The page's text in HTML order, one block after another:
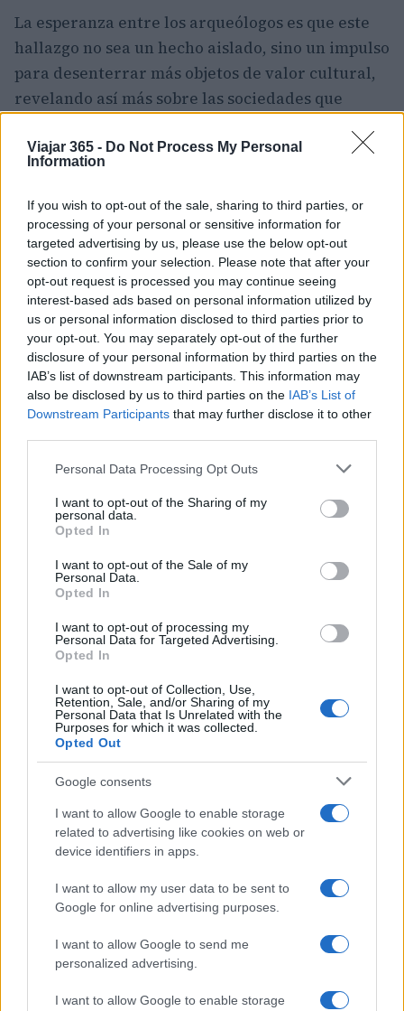
Viajar 365 - Do Not Process My Personal
Information
If you wish to opt-out of the sale, sharing to third parties, or
processing of your personal or sensitive information for
targeted advertising by us, please use the below opt-out
section to confirm your selection. Please note that after your
opt-out request is processed you may continue seeing
interest-based ads based on personal information utilized by
us or personal information disclosed to third parties prior to
your opt-out. You may separately opt-out of the further
disclosure of your personal information by third parties on the
IAB’s list of downstream participants. This information may
also be disclosed by us to third parties on the IAB’s List of
Downstream Participants that may further disclose it to other
Please note that this website/app uses one or more Google
not limited to your visit or usage behaviour. You may click to
grant or deny consent to Google and its third-party tags to
use your data for below specified purposes in below Google
consent section.
Personal Data Processing Opt Outs
I want to opt-out of the Sharing of my
personal data.
Opted In
I want to opt-out of the Sale of my
Personal Data.
Opted In
I want to opt-out of processing my
Personal Data for Targeted Advertising.
Opted In
I want to opt-out of Collection, Use,
Retention, Sale, and/or Sharing of my
Personal Data that Is Unrelated with the
Purposes for which it was collected.
Opted Out
Google consents
I want to allow Google to enable storage
related to advertising like cookies on web or
device identifiers in apps.
I want to allow my user data to be sent to
Google for online advertising purposes.
I want to allow Google to send me
personalized advertising.
I want to allow Google to enable storage
La esperanza entre los arqueólogos es que este
hallazgo no sea un hecho aislado, sino un impulso
para desenterrar más objetos de valor cultural,
revelando así más sobre las sociedades que
tanto, la Venus de Kołobrzeg sigue cautivando a
pasado que aún resuena en el presente.
En conclusión, la Venus de Kołobrzeg no solo
representa un testimonio del arte prehistórico,
sino que también actúa como un puente hacia la
historia antigua de Polonia, donde cada rincón
tiene el potencial de contar historias que han
permanecido ocultas durante siglos. ¿Te
imaginas qué más podría estar esperando ser
descubierto en esta fascinante región?
Staff